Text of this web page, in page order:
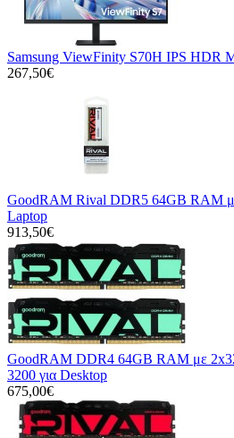
Samsung ViewFinity S70H IPS HDR
267,50€
GoodRAM Rival DDR5 64GB RAM
Laptop
913,50€
GoodRAM DDR4 64GB RAM με
3200 για Desktop
675,00€